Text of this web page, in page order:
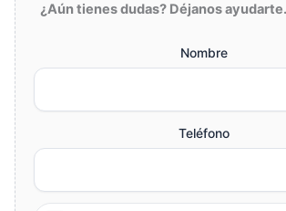
¿Aún tienes dudas? Déjanos ayudarte.
Nombre
Teléfono